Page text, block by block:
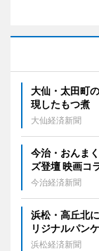
大仙・太田町
現したもつ煮
大仙経済新聞
今治・おんま
ズ登壇 映画コ
今治経済新聞
浜松・高丘北
リジナルパン
浜松経済新聞